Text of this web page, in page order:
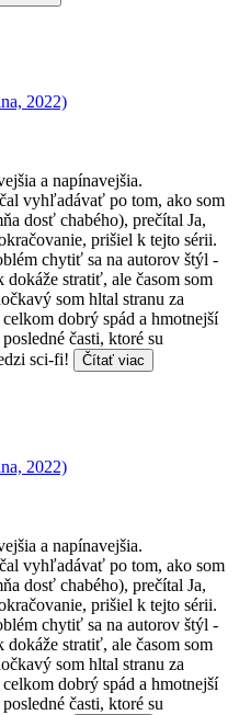
2022)
a napínavejšia.
vyhľadávať po tom, ako som
dosť chabého), prečítal Ja,
prišiel k tejto sérii.
chytiť sa na autorov štýl -
stratiť, ale časom som
som hltal stranu za
dobrý spád a hmotnejší
časti, ktoré su
sci-fi!
Čítať viac
2022)
a napínavejšia.
vyhľadávať po tom, ako som
dosť chabého), prečítal Ja,
prišiel k tejto sérii.
chytiť sa na autorov štýl -
stratiť, ale časom som
som hltal stranu za
dobrý spád a hmotnejší
časti, ktoré su